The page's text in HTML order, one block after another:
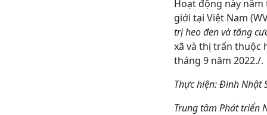
Hoạt động này
giới tại Việt Nam
trị heo đen và tăng
xã và thị trấn thuộc
tháng 9 năm 2022./.
Thực hiện: ĐinhNhật
Trung tâm Phát triển